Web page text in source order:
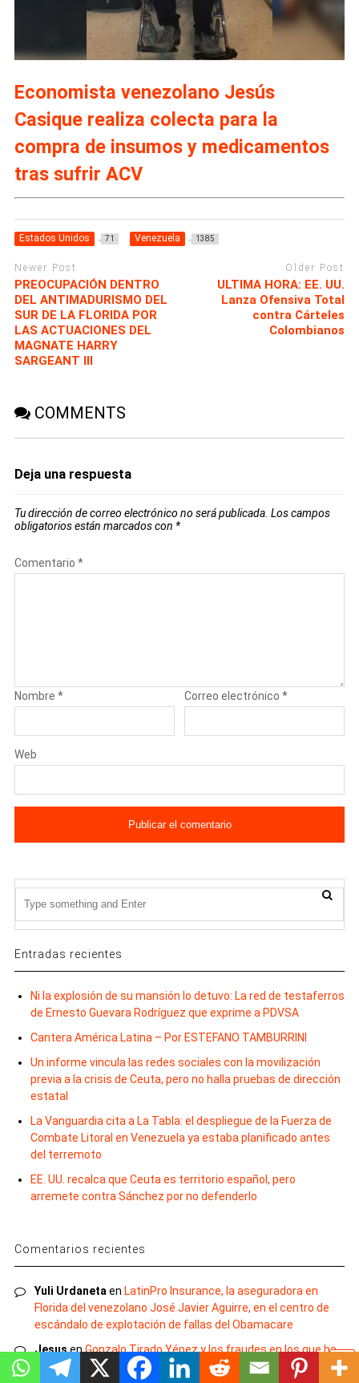
Economista venezolano Jesús
Casique realiza colecta para la
compra de insumos y medicamentos
tras sufrir ACV
Estados Unidos 71 Venezuela 1385
Newer Post
PREOCUPACIÓN DENTRO
DEL ANTIMADURISMO DEL
SUR DE LA FLORIDA POR
LAS ACTUACIONES DEL
MAGNATE HARRY
SARGEANT III
Older Post
ULTIMA HORA: EE. UU.
Lanza Ofensiva Total
contra Cárteles
Colombianos
COMMENTS
Deja una respuesta
Tu dirección de correo electrónico no será publicada. Los campos
obligatorios están marcados con *
Comentario *
Nombre * Correo electrónico*
Web
Entradas recientes
Ni la explosión de su mansión lo detuvo: La red de testaferros
de Ernesto Guevara Rodríguez que exprime a PDVSA
Cantera América Latina – Por ESTEFANO TAMBURRINI
Un informe vincula las redes sociales con la movilización
previa a la crisis de Ceuta, pero no halla pruebas de dirección
estatal
La Vanguardia cita a La Tabla: el despliegue de la Fuerza de
Combate Litoral en Venezuela ya estaba planificado antes
del terremoto
EE. UU. recalca que Ceuta es territorio español, pero
arremete contra Sánchez por no defenderlo
Comentarios recientes
Yuli Urdaneta en LatinPro Insurance, la aseguradora en
Florida del venezolano José Javier Aguirre, en el centro de
escándalo de explotación de fallas del Obamacare
JesusenGonzalo Tirado Yépez y los fraudes en los que ha
estado envuelto